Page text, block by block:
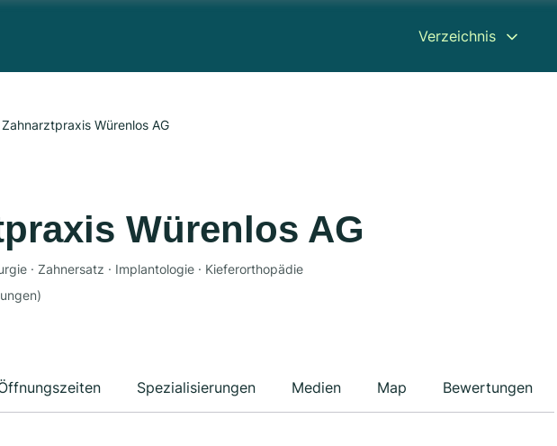
Verzeichnis
Zahnarztpraxis Würenlos AG
Würenlos AG
· Zahnersatz · Implantologie · Kieferorthopädie
Spezialisierungen Medien Map Bewertungen